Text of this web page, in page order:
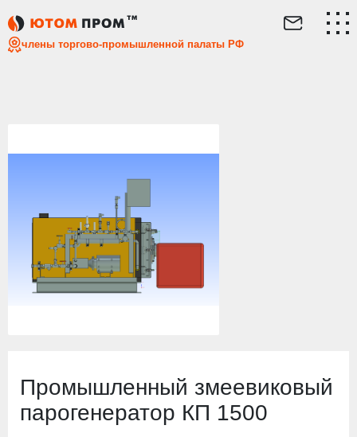
члены торгово-промышленной палаты РФ
Промышленный змеевиковый
парогенератор КП 1500